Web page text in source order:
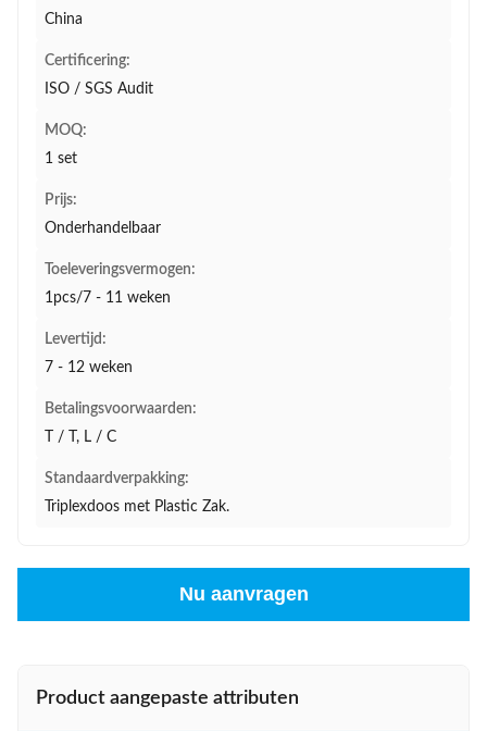
China
Certificering:
ISO / SGS Audit
MOQ:
1 set
Prijs:
Onderhandelbaar
Toeleveringsvermogen:
1pcs/7 - 11 weken
Levertijd:
7 - 12 weken
Betalingsvoorwaarden:
T / T, L / C
Standaardverpakking:
Triplexdoos met Plastic Zak.
Nu aanvragen
Product aangepaste attributen